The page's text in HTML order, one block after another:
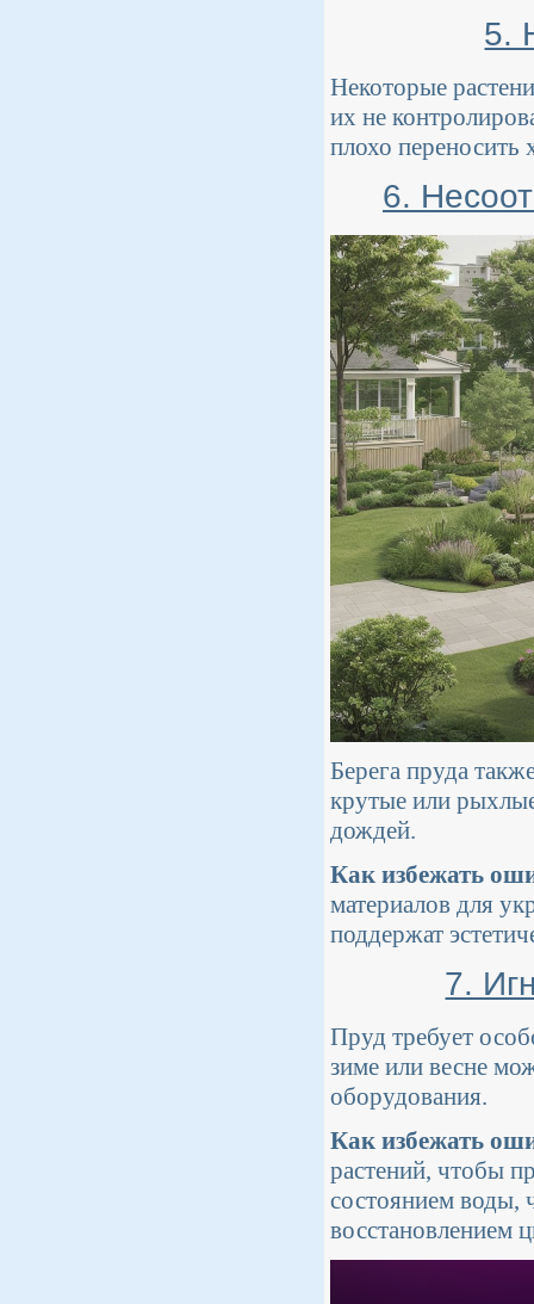
5.
Некоторые
их не
плохо переносить
6.
Берега пруда
крутые или
дождей.
Как избежать
материалов для
поддержат
7.
Пруд требует
зиме или весне
оборудования.
Как избежать
растений, чтобы
состоянием воды,
восстановлением